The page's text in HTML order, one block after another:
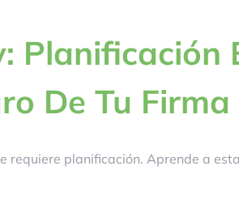
Planificación
De Tu
requiere planificación. Aprende a